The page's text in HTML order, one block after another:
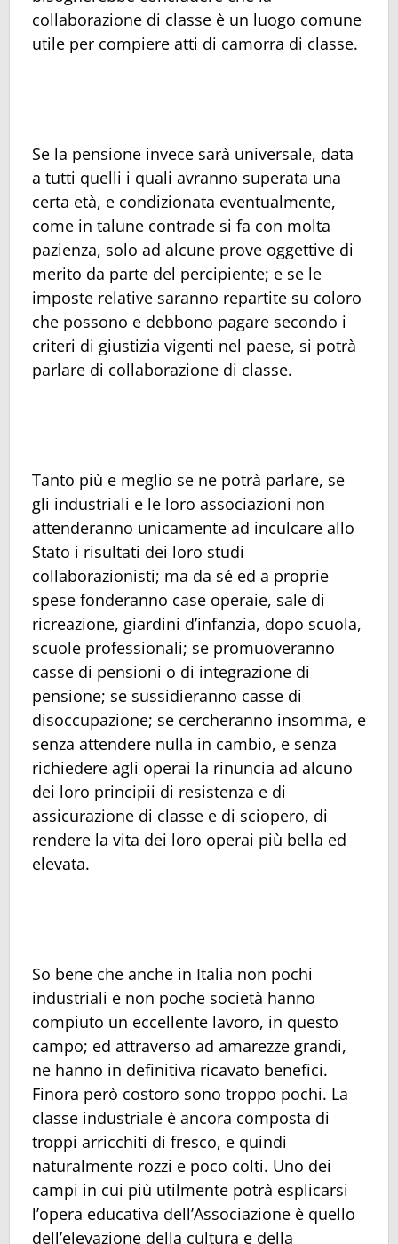
collaborazione di classe è un luogo comune
utile per compiere atti di camorra di classe.
Se la pensione invece sarà universale, data
a tutti quelli i quali avranno superata una
certa età, e condizionata eventualmente,
come in talune contrade si fa con molta
pazienza, solo ad alcune prove oggettive di
merito da parte del percipiente; e se le
imposte relative saranno repartite su coloro
che possono e debbono pagare secondo i
criteri di giustizia vigenti nel paese, si potrà
parlare di collaborazione di classe.
Tanto più e meglio se ne potrà parlare, se
gli industriali e le loro associazioni non
attenderanno unicamente ad inculcare allo
Stato i risultati dei loro studi
collaborazionisti; ma da sé ed a proprie
spese fonderanno case operaie, sale di
ricreazione, giardini d’infanzia, dopo scuola,
scuole professionali; se promuoveranno
casse di pensioni o di integrazione di
pensione; se sussidieranno casse di
disoccupazione; se cercheranno insomma, e
senza attendere nulla in cambio, e senza
richiedere agli operai la rinuncia ad alcuno
dei loro principii di resistenza e di
assicurazione di classe e di sciopero, di
rendere la vita dei loro operai più bella ed
elevata.
So bene che anche in Italia non pochi
industriali e non poche società hanno
compiuto un eccellente lavoro, in questo
campo; ed attraverso ad amarezze grandi,
ne hanno in definitiva ricavato benefici.
Finora però costoro sono troppo pochi. La
classe industriale è ancora composta di
troppi arricchiti di fresco, e quindi
naturalmente rozzi e poco colti. Uno dei
campi in cui più utilmente potrà esplicarsi
l’opera educativa dell’Associazione è quello
dell’elevazione della cultura e della